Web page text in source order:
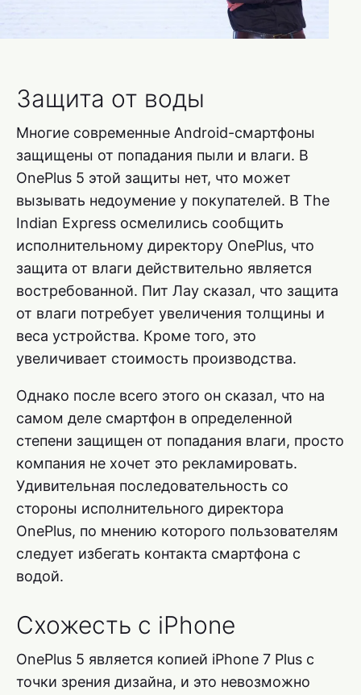
Защита от воды
Многие современные Android-смартфоны
защищены от попадания пыли и влаги. В
OnePlus 5 этой защиты нет, что может
вызывать недоумение у покупателей. В The
Indian Express осмелились сообщить
исполнительному директору OnePlus, что
защита от влаги действительно является
востребованной. Пит Лау сказал, что защита
от влаги потребует увеличения толщины и
веса устройства. Кроме того, это
увеличивает стоимость производства.
Однако после всего этого он сказал, что на
самом деле смартфон в определенной
степени защищен от попадания влаги, просто
компания не хочет это рекламировать.
Удивительная последовательность со
стороны исполнительного директора
OnePlus, по мнению которого пользователям
следует избегать контакта смартфона с
водой.
Схожесть с iPhone
OnePlus 5 является копией iPhone 7 Plus с
точки зрения дизайна, и это невозможно